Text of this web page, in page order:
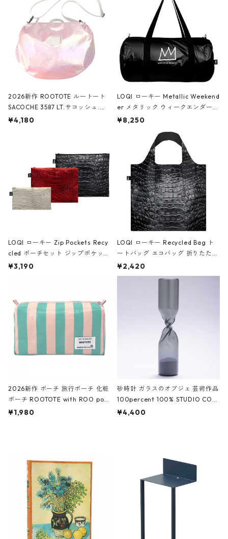
2026新作 ROOTOTE ルートート
SACOCHE 3587 LT.サコッシュ.ル
ミエ-B ショルダーバッグ グロスピ
¥4,180
LOQI ローキー Metallic Weekend
er メタリック ウィークエンダー
ボストンバッグ ショルダーバッグ
Black ジャン=ミッシェル・バスキ
ア/クラウン ブラック
¥8,250
LOQI ローキー Zip Pockets Recy
cled ポーチセット ジップポケット
ファスナーポーチ 撥水加工 トラベ
ーガンディー、オフホワイト
¥3,190
LOQI ローキー Recycled Bag ト
ートバッグ エコバッグ 折りたたみ
大きめ 撥水加工 収納ポーチ CRO
CODILE/Black クロコダイル/ブラ
¥2,420
2026新作 ポーチ 旅行ポーチ 化粧
ポーチ ROOTOTE with ROO pou
ch 3532 ルートート WR.ポーチ.ラ
¥1,980
砂時計 ガラスのオブジェ 芸術作品
100percent 100% STUDIO COH
AKU Timeless 100パーセント ス
¥4,400